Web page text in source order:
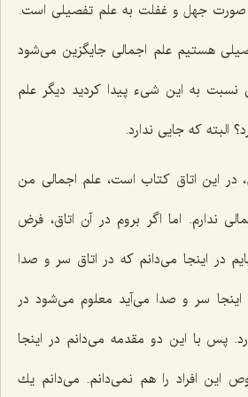
صورت جهل و غفلت به علم تفصیلى است.
هستیم علم اجمالى جایگزین مى‌شود
نسبت به این شیء پیدا كردید دیگر علم
البته كه جایى ندارد.
در این اتاق كتاب است، علم اجمالى من
ندارم. اما اگر بروم در آن اتاق، فرض
در اینجا مى‌دانم كه در اتاق سر و صدا
سر و صدا مى‌آید معلوم مى‌شود در
پس با این دو مقدمه مى‌دانم در اینجا
این افراد را هم نمى‌دانم. مى‌دانم یك